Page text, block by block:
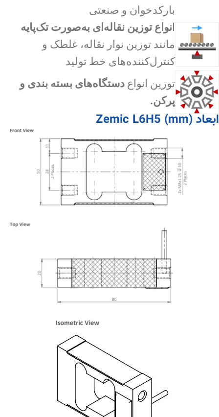
بارکدخوان و صنعتی
نواع توزین نقاله‌ای به‌صورت تک‌پایه
مانند توزین نوار نقاله، غلطک و
کنترل‌کننده‌های خط تولید
توزین انواع دستگاه‌های بسته بندی و
پرکن.
ابعاد Zemic L6H5 (mm)